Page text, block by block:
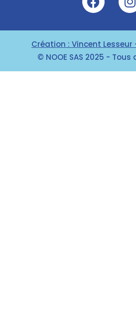
Création : Vincent
© NOOE SAS 2025 -